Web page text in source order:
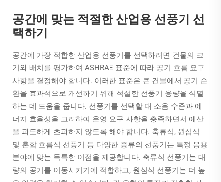
공간에 맞는 적절한 산업용 선풍기 선
택하기
공간에 가장 적합한 산업용 선풍기를 선택하려면 건물의 크
기와 배치를 평가하여 ASHRAE 표준에 따라 공기 흐름 요구
사항을 결정해야 합니다. 이러한 표준은 큰 건물에서 공기 순
환을 효과적으로 개선하기 위해 적절한 선풍기 용량을 식별
하는 데 도움을 줍니다. 선풍기를 선택할 때 소음 수준과 에
너지 효율성을 고려하여 운영 요구 사항을 충족하면서 예산
을 과도하게 초과하지 않도록 해야 합니다. 축류식, 원심식
및 혼합 흐름식 선풍기 등 다양한 종류의 선풍기는 특정 응용
분야에 맞는 독특한 이점을 제공합니다. 축류식 선풍기는 대
량의 공기를 이동시키기에 적합하고, 원심식 선풍기는 더 높